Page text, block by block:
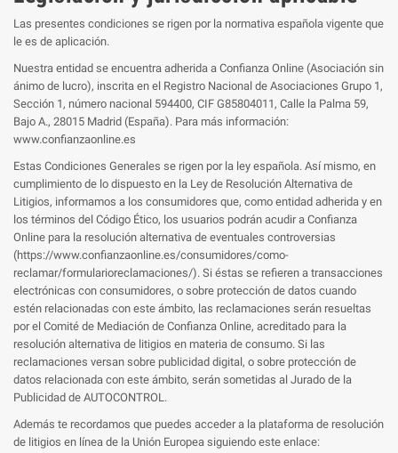
Las presentes condiciones se rigen por la normativa española vigente que
le es de aplicación.
Nuestra entidad se encuentra adherida a Confianza Online (Asociación sin
ánimo de lucro), inscrita en el Registro Nacional de Asociaciones Grupo 1,
Sección 1, número nacional 594400, CIF G85804011, Calle la Palma 59,
Bajo A., 28015 Madrid (España). Para más información:
www.confianzaonline.es
Estas Condiciones Generales se rigen por la ley española. Así mismo, en
cumplimiento de lo dispuesto en la Ley de Resolución Alternativa de
Litigios, informamos a los consumidores que, como entidad adherida y en
los términos del Código Ético, los usuarios podrán acudir a Confianza
Online para la resolución alternativa de eventuales controversias
(https://www.confianzaonline.es/consumidores/como-
reclamar/formularioreclamaciones/). Si éstas se refieren a transacciones
electrónicas con consumidores, o sobre protección de datos cuando
estén relacionadas con este ámbito, las reclamaciones serán resueltas
por el Comité de Mediación de Confianza Online, acreditado para la
resolución alternativa de litigios en materia de consumo. Si las
reclamaciones versan sobre publicidad digital, o sobre protección de
datos relacionada con este ámbito, serán sometidas al Jurado de la
Publicidad de AUTOCONTROL.
Además te recordamos que puedes acceder a la plataforma de resolución
de litigios en línea de la Unión Europea siguiendo este enlace: